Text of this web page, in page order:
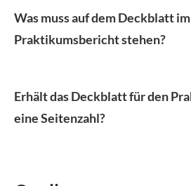
Was muss auf dem Deckblatt im
Praktikumsbericht stehen?
Erhält das Deckblatt für den
eine Seitenzahl?